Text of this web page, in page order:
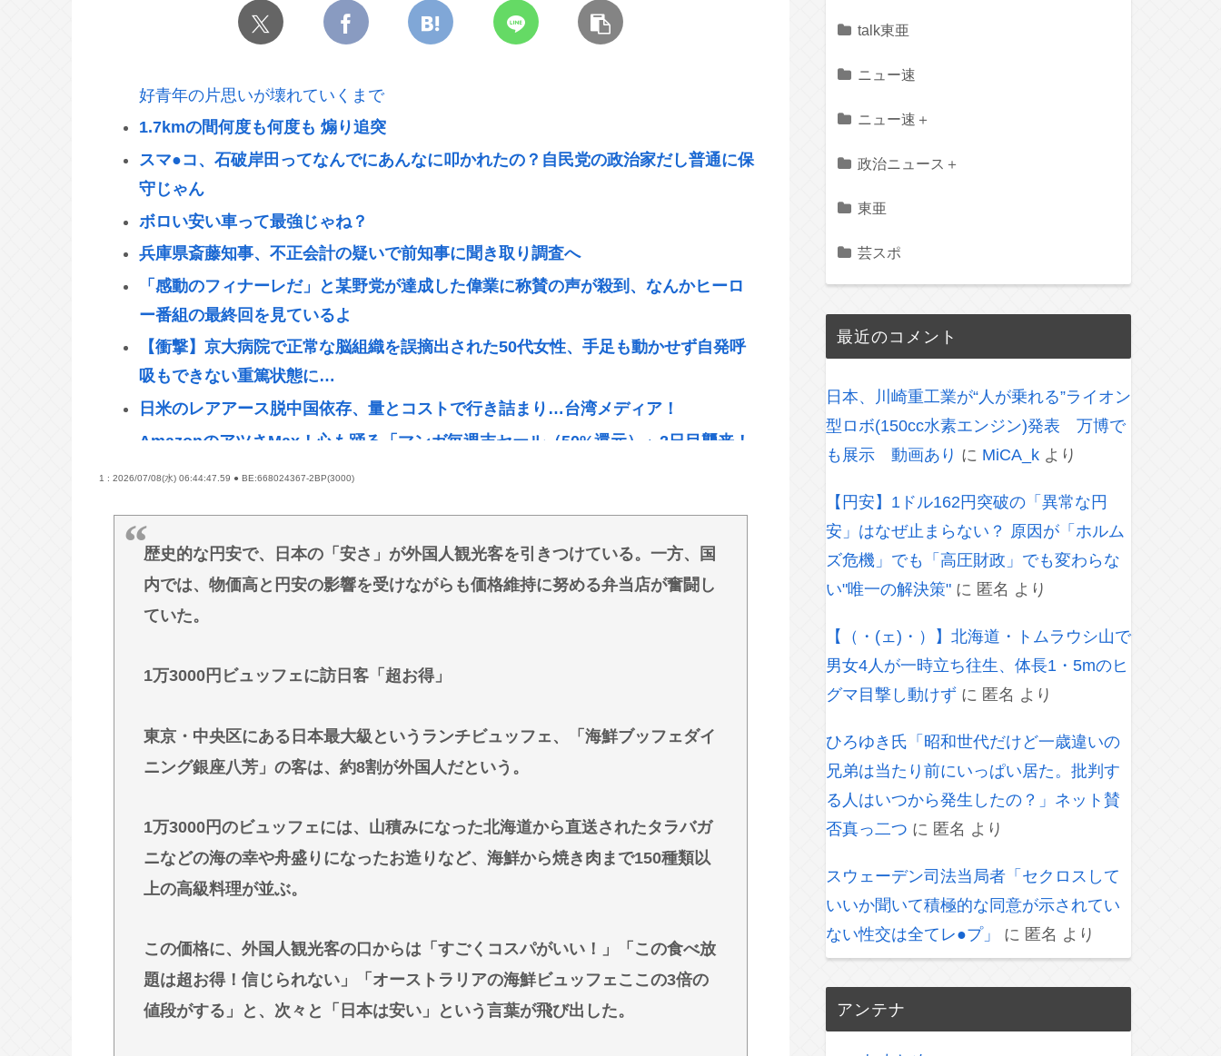
好青年の片思いが壊れていくまで
1.7kmの間何度も何度も 煽り追突
スマ●コ、石破岸田ってなんでにあんなに叩かれたの？自民党の政治家だし普通に保
守じゃん
ボロい安い車って最強じゃね？
兵庫県斎藤知事、不正会計の疑いで前知事に聞き取り調査へ
「感動のフィナーレだ」と某野党が達成した偉業に称賛の声が殺到、なんかヒーロ
ー番組の最終回を見ているよ
【衝撃】京大病院で正常な脳組織を誤摘出された50代女性、手足も動かせず自発呼
吸もできない重篤状態に…
日米のレアアース脱中国依存、量とコストで行き詰まり…台湾メディア！
AmazonのアツさMax！心も踊る「マンガ毎週末セール（50%還元）」2日目襲来！
【画像】男の一人暮らし部屋、結局このあたりが最強www
吸もできない重篤状態に…「意識はある」
【緊縮財政が原因】従業員「退職」で倒産 最多ペース
【住民を威圧】熊本被災地訪問 高市への接触を拒むこのコワモテ男は何者？
『ちいかわ』が巨大”キャラコンテンツ”になった理由 漫画研究&キャラクター論か
【悲報】お盆下り、安定の地獄絵図ｗｗｗ「休み」って何だっけ？
1 : 2026/07/08(水) 06:44:47.59 ● BE:668024367-2BP(3000)
歴史的な円安で、日本の「安さ」が外国人観光客を引きつけている。一方、国
内では、物価高と円安の影響を受けながらも価格維持に努める弁当店が奮闘し
ていた。
1万3000円ビュッフェに訪日客「超お得」
東京・中央区にある日本最大級というランチビュッフェ、「海鮮ブッフェダイ
ニング銀座八芳」の客は、約8割が外国人だという。
1万3000円のビュッフェには、山積みになった北海道から直送されたタラバガ
ニなどの海の幸や舟盛りになったお造りなど、海鮮から焼き肉まで150種類以
上の高級料理が並ぶ。
この価格に、外国人観光客の口からは「すごくコスパがいい！」「この食べ放
題は超お得！信じられない」「オーストラリアの海鮮ビュッフェここの3倍の
値段がする」と、次々と「日本は安い」という言葉が飛び出した。
talk東亜
ニュー速
ニュー速＋
政治ニュース＋
東亜
芸スポ
最近のコメント
日本、川崎重工業が“人が乗れる”ライオン
型ロボ(150cc水素エンジン)発表 万博で
も展示 動画あり に MiCA_k より
【円安】1ドル162円突破の「異常な円
安」はなぜ止まらない？ 原因が「ホルム
ズ危機」でも「高圧財政」でも変わらな
い"唯一の解決策" に 匿名 より
【（・(ェ)・）】北海道・トムラウシ山で
男女4人が一時立ち往生、体長1・5mのヒ
グマ目撃し動けず に 匿名 より
ひろゆき氏「昭和世代だけど一歳違いの
兄弟は当たり前にいっぱい居た。批判す
る人はいつから発生したの？」ネット賛
否真っ二つ に 匿名 より
スウェーデン司法当局者「セクロスして
いいか聞いて積極的な同意が示されてい
ない性交は全てレ●プ」
に 匿名 より
アンテナ